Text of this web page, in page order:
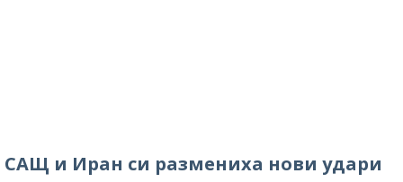
САЩ и Иран си размениха нови удари